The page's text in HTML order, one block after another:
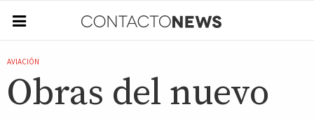
AVIACIÓN
Obras del nuevo